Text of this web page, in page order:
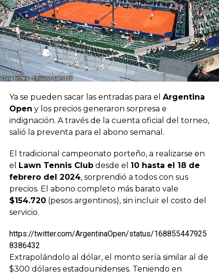
Ya se pueden sacar las entradas para el Argentina
Open y los precios generaron sorpresa e
indignación. A través de la cuenta oficial del torneo,
salió la preventa para el abono semanal.
El tradicional campeonato porteño, a realizarse en
el Lawn Tennis Clubdesde el 10 hasta el 18 de
febrero del 2024, sorprendió a todos con sus
precios. El abono completo más barato vale
$154.720(pesos argentinos), sin incluir el costo del
servicio.
https://twitter.com/ArgentinaOpen/status/168855447925
8386432
Extrapolándolo al dólar, el monto sería similar al de
$300 dólares estadounidenses. Teniendo en